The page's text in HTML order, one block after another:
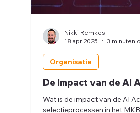
De Impact van de AI
Wat is de impact van de AI
selectieprocessen in het
Organisatie
Nikki Remkes
18 apr 2025
3 minuten